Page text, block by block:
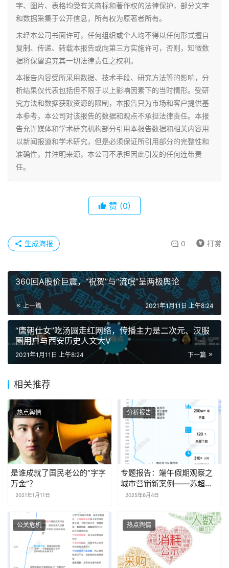
字、图片、表格均受有关商标和著作权的法律保护，部分文字
和数据采集于公开信息，所有权为原著者所有。
未经本公司书面许可，任何组织或个人均不得以任何形式擅自
复制、传递、转载本报告或向第三方实施许可，否则，知微数
据将保留追究其一切法律责任之权利。
本报告内容受所采用数据、技术手段、研究方法等的影响，分
析结果仅代表包括但不限于以上影响因素下的当时情形。受研
究方法和数据获取资源的限制，本报告只为市场和客户提供基
本参考，本公司对该报告的数据和观点不承担法律责任。本报
告允许媒体和学术研究机构部分引用本报告数据和相关内容用
以新闻报道和学术研究，但是必须保证所引用部分的完整性和
准确性，并注明来源，本公司不承担因此引发的任何连带责
任。
赞 (0)
0 打赏
生成海报
360回A股价巨震，“祝贺”与“流氓”呈两极舆论
上一篇 2021年1月11日 上午8:24
“唐朝仕女”吃汤圆走红网络，传播主力是二次元、汉服
圈用户与西安历史人文大V
下一篇
2021年1月11日 上午8:24
相关推荐
热点舆情
是谁成就了国民老公的“字字
万金”？
2021年1月11日
分析报告
专题报告：端午假期观察之
城市营销新案例——苏超｜
探舆论场
2025年6月4日
公关危机 热点舆情